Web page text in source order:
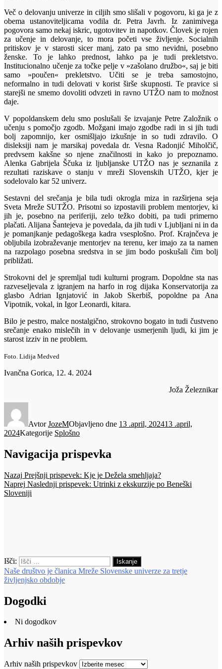
Več o delovanju univerze in ciljih smo slišali v pogovoru, ki ga je z
obema ustanoviteljicama vodila dr. Petra Javrh. Iz zanimivega
pogovora samo nekaj iskric, ugotovitev in napotkov. Človek je rojen
za učenje in delovanje, to mora početi vse življenje. Socialnih
pritiskov je v starosti sicer manj, zato pa smo nevidni, posebno
ženske. To je lahko prednost, lahko pa je tudi prekletstvo.
Institucionalno učenje za točke pelje v »zašolano družbo«, saj je biti
samo »poučen« prekletstvo. Učiti se je treba samostojno,
neformalno in tudi delovati v korist širše skupnosti. Te pravice si
starejši ne smemo dovoliti odvzeti in ravno UTŽO nam to možnost
daje.
V popoldanskem delu smo poslušali še izvajanje Petre Založnik o
učenju s pomočjo zgodb. Možgani imajo zgodbe radi in si jih tudi
bolj zapomnijo, ker osmišljajo izkušnje in so tudi zdravilo. O
disleksiji nam je marsikaj povedala dr. Vesna Radonjić Miholčič,
predvsem kakšne so njene značilnosti in kako jo prepoznamo.
Alenka Gabrijela Ščuka iz ljubljanske UTŽO nas je seznanila z
rezultati raziskave o stanju v mreži Slovenskih UTŽO, kjer je
sodelovalo kar 52 univerz.
Sestavni del srečanja je bila tudi okrogla miza in razširjena seja
Sveta Mreže SUTŽO. Prisotni so izpostavili problem mentorjev, ki
jih je, posebno na periferiji, zelo težko dobiti, pa tudi primerno
plačati. Alijana Šantejeva je povedala, da jih tudi v Ljubljani ni in da
je pomanjkanje pedagoškega kadra vsesplošno. Prof. Krajnčeva je
obljubila izobraževanje mentorjev na terenu, ker imajo za ta namen
na razpolago posebna sredstva in se jim bodo poskušali čim bolj
približati.
Strokovni del je spremljal tudi kulturni program. Dopoldne sta nas
razveseljevala z igranjem na harfo in rog dijaka Konservatorija za
glasbo Adrian Ignjatović in Jakob Skerbiš, popoldne pa Ana
Vipotnik, vokal, in Igor Leonardi, kitara.
Bilo je pestro, malce nostalgično, strokovno bogato in tudi čustveno
srečanje enako mislečih in v delovanje usmerjenih ljudi, ki jim je
starost izziv in ne problem.
Foto. Lidija Medved
Ivančna Gorica, 12. 4. 2024
Joža Železnikar
AvtorJozeMObjavljeno dne 13 .april, 202413 .april,
2024Kategorije Splošno
Navigacija prispevka
Nazaj Prejšnji prispevek: Kje je Dežela smehljaja?
Naprej Naslednji prispevek: Utrinki z ekskurzije po Beneški
Sloveniji
Išči: Iskanje
Naše društvo je članica Mreže Slovenske univerze za tretje
življenjsko obdobje
Dogodki
Ni dogodkov
Arhiv naših prispevkov
Arhiv naših prispevkov